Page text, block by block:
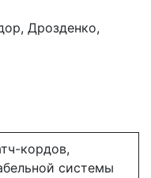
Дрозденко,
кордов,
системы